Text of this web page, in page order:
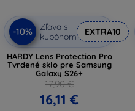
-10%
Zľava s
kupónom
EXTRA10
HARDY Lens Protection Pro
Tvrdené sklo pre Samsung
Galaxy S26+
17,90 €
16,11 €